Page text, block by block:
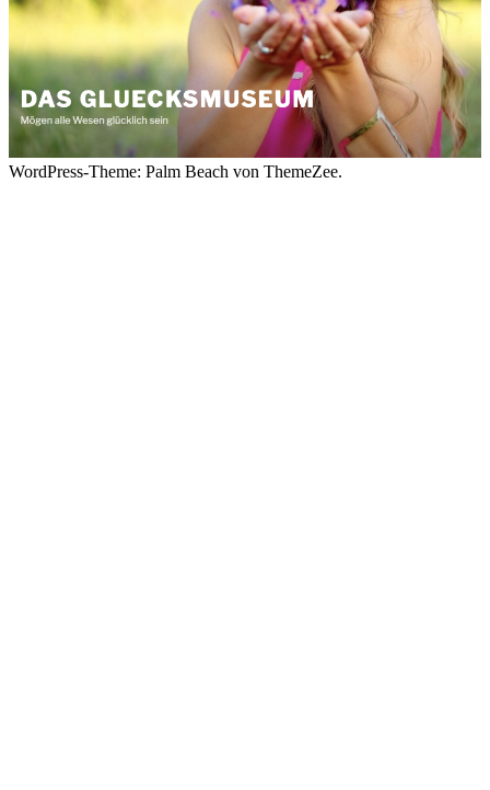
WordPress-Theme: Palm Beach von ThemeZee.